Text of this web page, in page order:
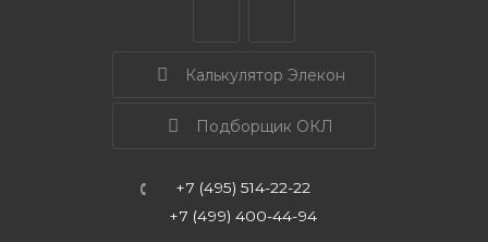
Калькулятор Элекон
Подборщик ОКЛ
+7 (495) 514-22-22
+7 (499) 400-44-94